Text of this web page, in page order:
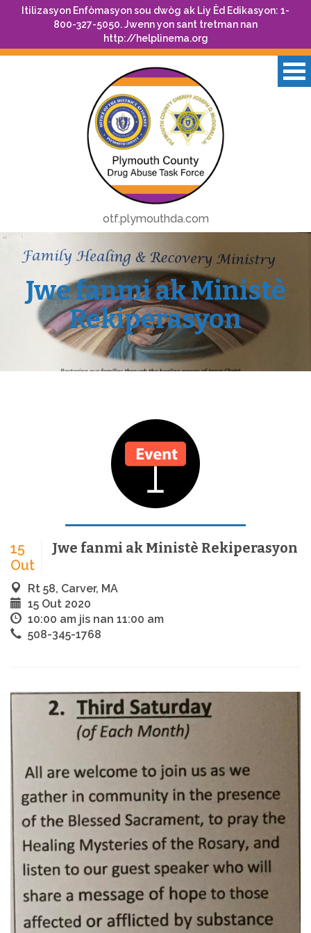
Itilizasyon Enfòmasyon sou dwòg ak Liy Èd Edikasyon: 1-
800-327-5050. Jwenn yon sant tretman nan
http://helplinema.org
otf.plymouthda.com
Jwe fanmi ak Ministè
Rekiperasyon
15
Out
Jwe fanmi ak Ministè Rekiperasyon
Rt 58, Carver, MA
15 Out 2020
10:00 am jis nan 11:00 am
508-345-1768